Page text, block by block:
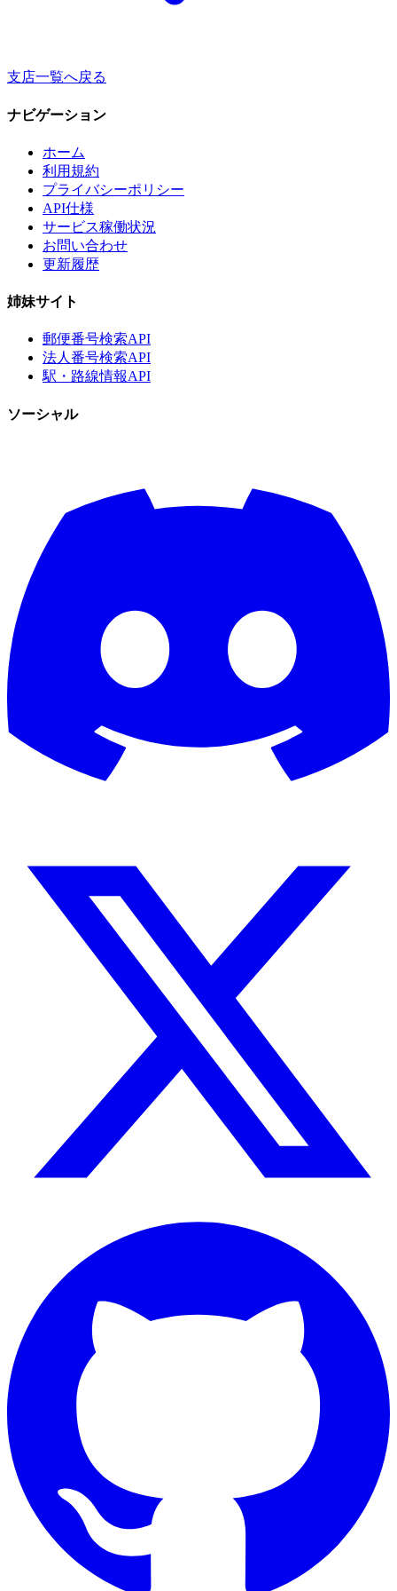
支店一覧へ戻る
ナビゲーション
ホーム
利用規約
プライバシーポリシー
API仕様
サービス稼働状況
お問い合わせ
更新履歴
姉妹サイト
郵便番号検索API
法人番号検索API
駅・路線情報API
ソーシャル